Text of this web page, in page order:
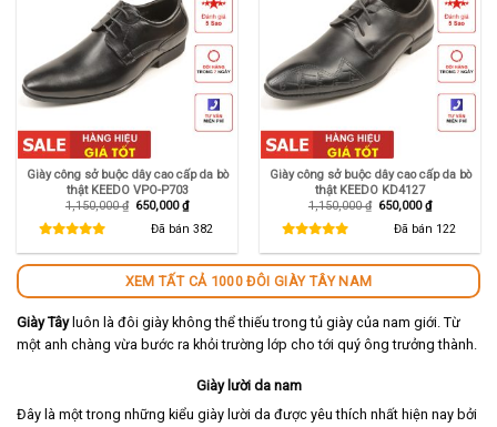
Giày công sở buộc dây cao cấp da bò
thật KEEDO VPO-P703
1,150,000₫ Giá
650,000₫Giá
hiện
tại
Đã bán 382
Giày công sở buộc dây cao cấp da bò
thật KEEDO KD4127
1,150,000₫ Giá
650,000₫Giá
hiện
tại
Đã bán 122
XEM TẤT CẢ 1000 ĐÔI GIÀY TÂY NAM
Giày Tâyluôn là đôi giày không thể thiếu trong tủ giày của nam giới. Từ
một anh chàng vừa bước ra khỏi trường lớp cho tới quý ông trưởng thành.
Giày lười da nam
Đây là một trong những kiểu giày lười da được yêu thích nhất hiện nay bởi